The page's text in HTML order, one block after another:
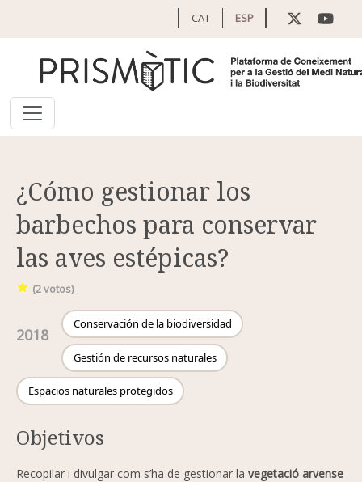
CAT ESP
¿Cómo gestionar los
barbechos para conservar
las aves estépicas?
(2votos)
2018
Conservación de la biodiversidad
Gestión de recursos naturales
Espacios naturales protegidos
Objetivos
Recopilar i divulgar com s’ha de gestionar la vegetació arvense